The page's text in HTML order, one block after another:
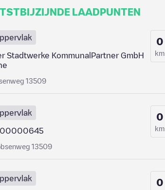
LAADPUNTEN
Stadtwerke KommunalPartner GmbH
13509
0
km
13509
0
km
0